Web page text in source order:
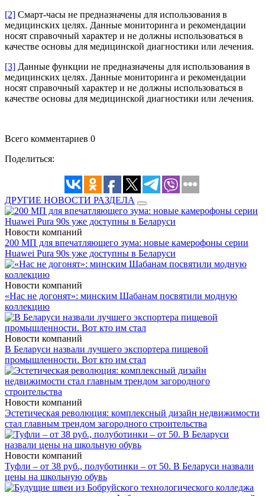
[2] Смарт-часы не предназначены для использования в
медицинских целях. Данные мониторинга и рекомендации
носят справочный характер и не должны использоваться в
качестве основы для медицинской диагностики или лечения.
[3] Данные функции не предназначены для использования в
медицинских целях. Данные мониторинга и рекомендации
носят справочный характер и не должны использоваться в
качестве основы для медицинской диагностики или лечения.
Всего комментариев 0
Поделиться:
ДРУГИЕ НОВОСТИ РАЗДЕЛА
Новости компаний
200 МП для впечатляющего зума: новые камерофоны серии
Huawei Pura 90s уже доступны в Беларуси
Новости компаний
«Нас не догонят»: минским Шабанам посвятили модную
коллекцию
Новости компаний
В Беларуси назвали лучшего экспортера пищевой
промышленности. Вот кто им стал
Новости компаний
Эстетическая революция: комплексный дизайн недвижимости
стал главным трендом загородного строительства
Новости компаний
Туфли – от 38 руб., полуботинки – от 50. В Беларуси назвали
цены на школьную обувь